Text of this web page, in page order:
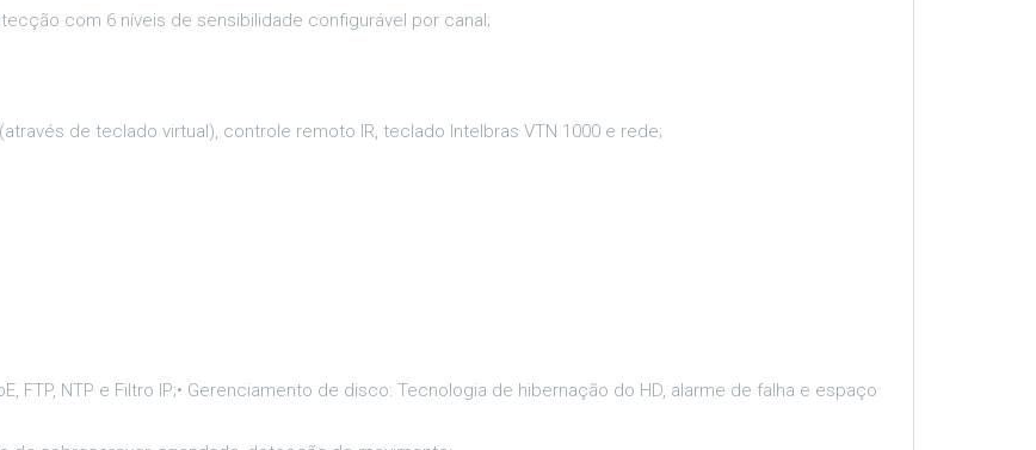
com 6 níveis de sensibilidade configurável por canal;
de teclado virtual), controle remoto IR, teclado Intelbras VTN 1000 e rede;
FTP, NTP e Filtro IP;• Gerenciamento de disco: Tecnologia de hibernação do HD, alarme de falha e espaço